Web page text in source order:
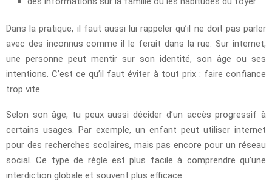
Dans la pratique, il faut aussi lui rappeler qu’il ne doit pas parler
avec des inconnus comme il le ferait dans la rue. Sur internet,
une personne peut mentir sur son identité, son âge ou ses
intentions. C’est ce qu’il faut éviter à tout prix : faire confiance
trop vite.
Selon son âge, tu peux aussi décider d’un accès progressif à
certains usages. Par exemple, un enfant peut utiliser internet
pour des recherches scolaires, mais pas encore pour un réseau
social. Ce type de règle est plus facile à comprendre qu’une
interdiction globale et souvent plus efficace.